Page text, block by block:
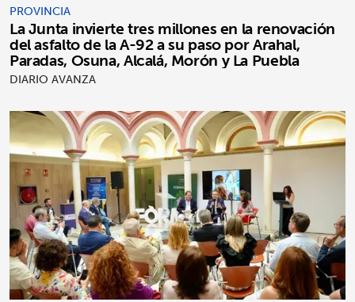
PROVINCIA
La Junta invierte tres millones en la renovación
del asfalto de la A-92 a su paso por Arahal,
Paradas, Osuna, Alcalá, Morón y La Puebla
DIARIO AVANZA